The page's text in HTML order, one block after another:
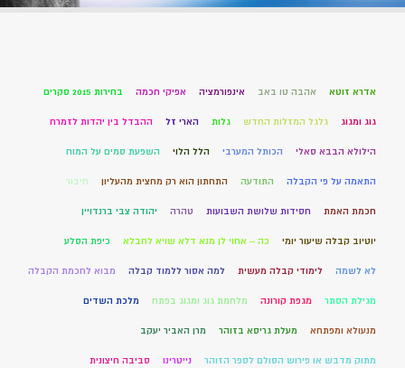
אדרא זוטא אהבה טו באב אינפורמציה אפיקי חכמה בחירות 2015 סקרים
גוג ומגוג גלגל המזלות החדש גלות הארי זל ההבדל בין יהדות לזמרח
הילולא הבבא סאלי הכותל המערבי הלל הלוי השפעת סמים על המוח
התאמה על פי הקבלה התודעה התחתון הוא רק מחצית מהעליון חיבור
חכמת האמת חסידות שלושת השבועות טהרה יהודה צבי ברנדויין
יוטיוב קבלה שיעור יומי כה – אחוי לן מנא דלא שויא לחבלא כיפת הסלע
לא לשמה לימודי קבלה מעשית למה אסור ללמוד קבלה מבוא לחכמת הקבלה
מגילת הסתר מגפת קורונה מלחמת גוג ומגוג בפתח מלכת השדים
מנעולא ומפתחא מעלת גריסא בזוהר מרן האביר יעקב
מתוק מדבש או פירוש הסולם לספר הזוהר נייטרינו סביבה חיצונית